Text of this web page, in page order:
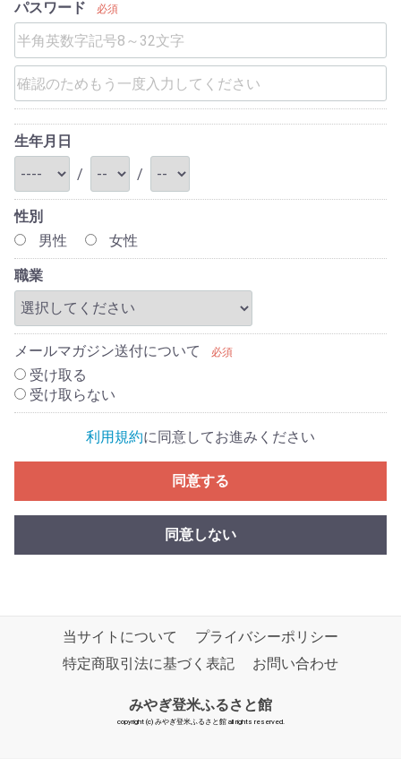
パスワード 必須
生年月日
/
/
性別
男性
女性
職業
メールマガジン送付について 必須
受け取る
受け取らない
利用規約に同意してお進みください
同意する
同意しない
当サイトについて
プライバシーポリシー
特定商取引法に基づく表記
お問い合わせ
みやぎ登米ふるさと館
copyright (c) みやぎ登米ふるさと館 all rights reserved.